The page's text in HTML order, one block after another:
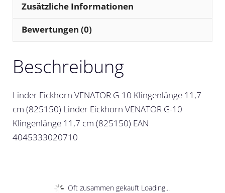
Zusätzliche Informationen
Bewertungen (0)
Beschreibung
Linder Eickhorn VENATOR G-10 Klingenlänge 11,7
cm (825150) Linder Eickhorn VENATOR G-10
Klingenlänge 11,7 cm (825150) EAN
4045333020710
Oft zusammen gekauft Loading...